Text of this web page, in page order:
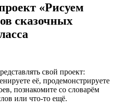
«Рисуем
сказочных
свой проект:
её, продемонстрируете
познакомите со словарём
или что-то ещё.